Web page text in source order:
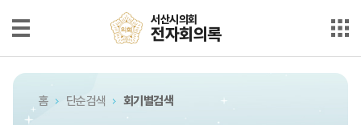
서산시의회
전자회의록
최근회의록
단순검색
서산시의회
전자회의록
홈 단순검색 회기별검색